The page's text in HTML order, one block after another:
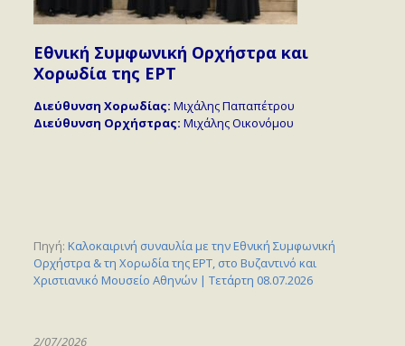
Εθνική Συμφωνική Ορχήστρα και
Χορωδία της ΕΡΤ
Διεύθυνση Χορωδίας: Μιχάλης Παπαπέτρου
Διεύθυνση Ορχήστρας: Μιχάλης Οικονόμου
Πηγή: Καλοκαιρινή συναυλία με την Εθνική Συμφωνική
Ορχήστρα & τη Χορωδία της ΕΡΤ, στο Βυζαντινό και
Χριστιανικό Μουσείο Αθηνών | Τετάρτη 08.07.2026
2/07/2026